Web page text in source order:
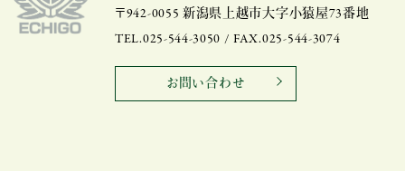
〒942-0055 新潟県上越市大字小猿屋73番地
TEL.025-544-3050 / FAX.025-544-3074
お問い合わせ